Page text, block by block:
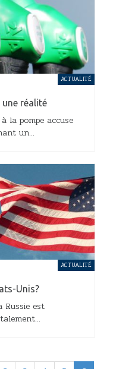
une réalité
la pompe accuse
un...
ACTUALITÉ
Unis?
Russie est
ACTUALITÉ